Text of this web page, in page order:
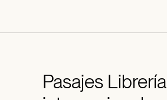
PasajesLibrería